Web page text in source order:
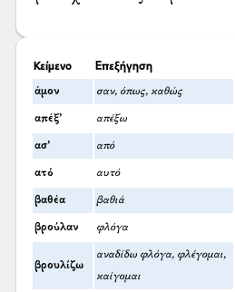
Κείμενο Επεξήγηση
άμον σαν, όπως, καθώς
απέξ’ απέξω
ασ’ από
ατό αυτό
βαθέα βαθιά
βρούλαν φλόγα
βρουλίζω
αναδίδω φλόγα, φλέγομαι,
καίγομαι